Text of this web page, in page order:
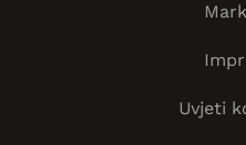
Uvjeti